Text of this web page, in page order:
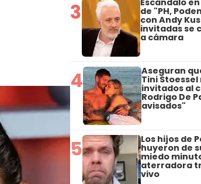
3 Escándalo
de "PH,
con Andy
invitadas se
a cámara
4 Aseguran
Tini
invitados al
Rodrigo De
avisados"
5 Los hijos de
huyeron de
miedo
aterradora
vivo